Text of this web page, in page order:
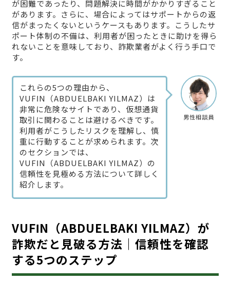
が困難であったり、問題解決に時間がかかりすぎること
があります。さらに、場合によってはサポートからの返
信がまったくないというケースもあります。こうしたサ
ポート体制の不備は、利用者が困ったときに助けを得ら
れないことを意味しており、詐欺業者がよく行う手口で
す。
男性相談員
これらの5つの理由から、
VUFΙN（ABDUELBAKI YILMAZ）は
非常に危険なサイトであり、仮想通貨
取引に関わることは避けるべきです。
利用者がこうしたリスクを理解し、慎
重に行動することが求められます。次
のセクションでは、
VUFΙN（ABDUELBAKI YILMAZ）の
信頼性を見極める方法について詳しく
紹介します。
VUFΙN（ABDUELBAKI YILMAZ）が
詐欺だと見破る方法｜信頼性を確認
する5つのステップ